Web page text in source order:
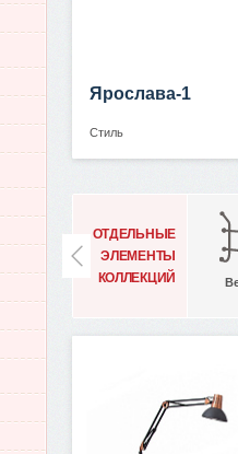
Ярослава-1
Стиль
ОТДЕЛЬНЫЕ
ЭЛЕМЕНТЫ
КОЛЛЕКЦИЙ